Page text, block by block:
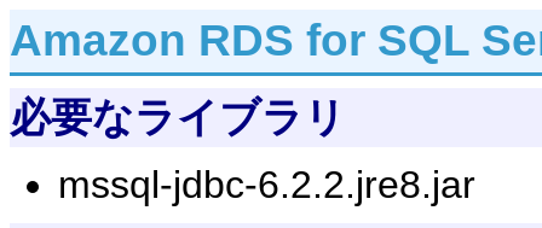
Amazon RDS for SQL
必要なライブラリ
mssql-jdbc-6.2.2.jre8.jar